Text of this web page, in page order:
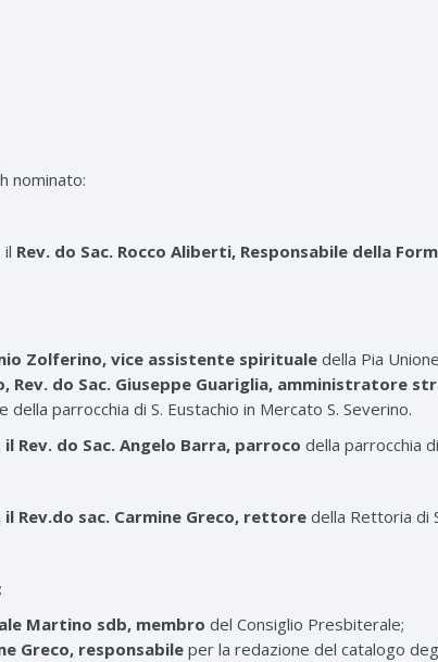
nominato:
il Rev. do Sac. Rocco Aliberti, Responsabile della
Zolferino, vice assistente spiritualedella Pia
Rev. do Sac. Giuseppe Guariglia, amministratore
della parrocchia di S. Eustachio in Mercato S. Severino.
il Rev. do Sac. Angelo Barra, parroco della parrocchia
il Rev.do sac. Carmine Greco, rettore della Rettoria di
:
Martino sdb, membro del Consiglio Presbiterale;
Greco, responsabile per la redazione del catalogo